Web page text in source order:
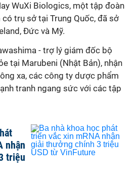
WuXi Biologics, một tập đoàn
trụ sở tại Trung Quốc, đã sở
Đức và Mỹ.
- trợ lý giám đốc bộ
tại Marubeni (Nhật Bản), nhận
xa, các công ty dược phẩm
tranh ngang sức với các tập
nhận
triệu